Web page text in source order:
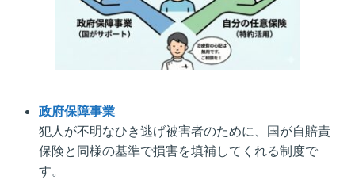
政府保障事業
犯人が不明なひき逃げ被害者のために、国が自賠責
保険と同様の基準で損害を填補してくれる制度で
す。